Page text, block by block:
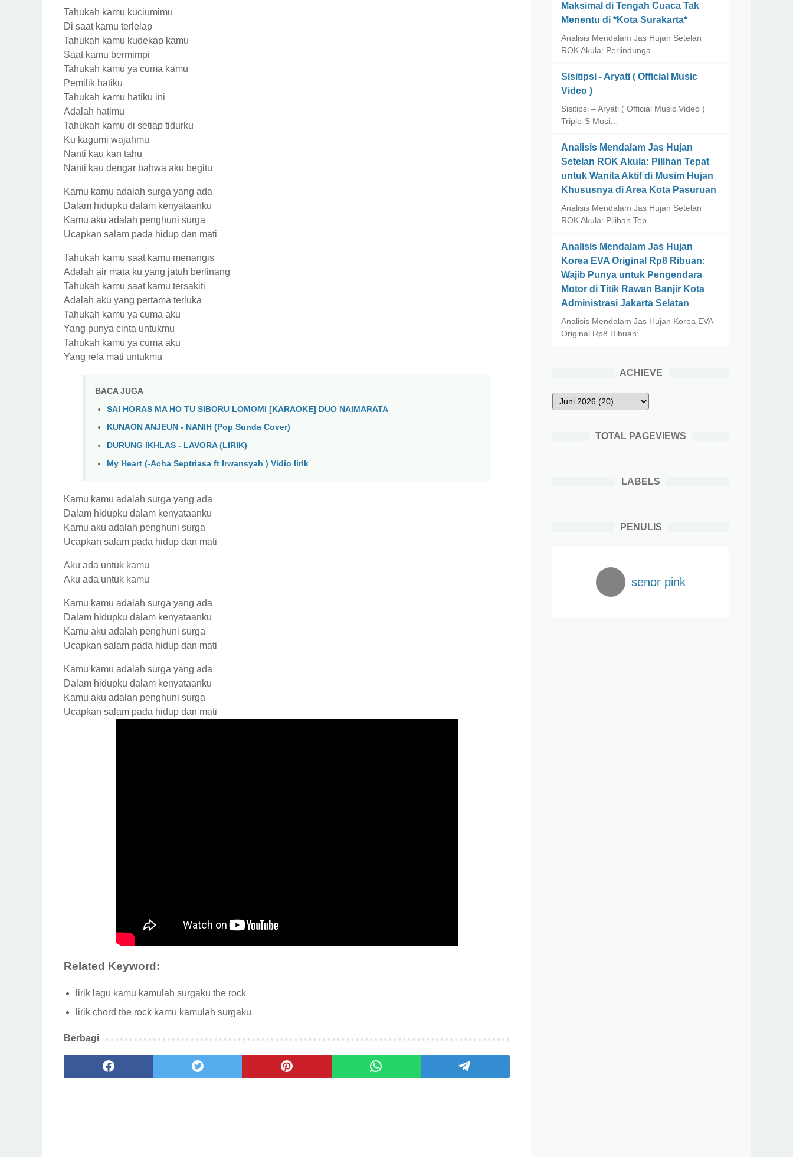
Tahukah kamu kuciumimu
Di saat kamu terlelap
Tahukah kamu kudekap kamu
Saat kamu bermimpi
Tahukah kamu ya cuma kamu
Pemilik hatiku
Tahukah kamu hatiku ini
Adalah hatimu
Tahukah kamu di setiap tidurku
Ku kagumi wajahmu
Nanti kau kan tahu
Nanti kau dengar bahwa aku begitu
Kamu kamu adalah surga yang ada
Dalam hidupku dalam kenyataanku
Kamu aku adalah penghuni surga
Ucapkan salam pada hidup dan mati
Tahukah kamu saat kamu menangis
Adalah air mata ku yang jatuh berlinang
Tahukah kamu saat kamu tersakiti
Adalah aku yang pertama terluka
Tahukah kamu ya cuma aku
Yang punya cinta untukmu
Tahukah kamu ya cuma aku
Yang rela mati untukmu
BACA JUGA
SAI HORAS MA HO TU SIBORU LOMOMI [KARAOKE] DUO NAIMARATA
KUNAON ANJEUN - NANIH (Pop Sunda Cover)
DURUNG IKHLAS - LAVORA (LIRIK)
My Heart (-Acha Septriasa ft Irwansyah ) Vidio lirik
Kamu kamu adalah surga yang ada
Dalam hidupku dalam kenyataanku
Kamu aku adalah penghuni surga
Ucapkan salam pada hidup dan mati
Aku ada untuk kamu
Aku ada untuk kamu
Kamu kamu adalah surga yang ada
Dalam hidupku dalam kenyataanku
Kamu aku adalah penghuni surga
Ucapkan salam pada hidup dan mati
Kamu kamu adalah surga yang ada
Dalam hidupku dalam kenyataanku
Kamu aku adalah penghuni surga
Ucapkan salam pada hidup dan mati
Related Keyword:
lirik lagu kamu kamulah surgaku the rock
lirik chord the rock kamu kamulah surgaku
Berbagi
Maksimal di Tengah Cuaca Tak
Menentu di *Kota Surakarta*
Analisis Mendalam Jas Hujan Setelan
ROK Akula: Perlindunga…
Sisitipsi - Aryati ( Official Music
Video )
Sisitipsi – Aryati ( Official Music Video )
Triple-S Musi…
Analisis Mendalam Jas Hujan
Setelan ROK Akula: Pilihan Tepat
untuk Wanita Aktif di Musim Hujan
Khususnya di Area Kota Pasuruan
Analisis Mendalam Jas Hujan Setelan
ROK Akula: Pilihan Tep…
Analisis Mendalam Jas Hujan
Korea EVA Original Rp8 Ribuan:
Wajib Punya untuk Pengendara
Motor di Titik Rawan Banjir Kota
Administrasi Jakarta Selatan
Analisis Mendalam Jas Hujan Korea EVA
Original Rp8 Ribuan:…
ACHIEVE
TOTAL PAGEVIEWS
LABELS
PENULIS
senor pink